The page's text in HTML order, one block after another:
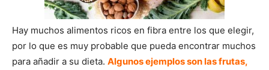
Hay muchos alimentos ricos en fibra entre los que elegir,
por lo que es muy probable que pueda encontrar muchos
para añadir a su dieta. Algunos ejemplos son las frutas,